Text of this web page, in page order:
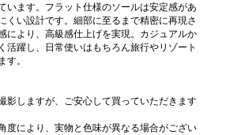
います。フラット仕様のソールは安定感があ
くい設計です。細部に至るまで精密に再現さ
により、高級感仕上げを実現。カジュアルか
活躍し、日常使いはもちろん旅行やリゾート
す。
影しますが、ご安心して買っていただきます
度により、実物と色味が異なる場合がござい